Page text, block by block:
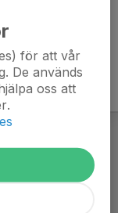
för att vår
De används
oss att